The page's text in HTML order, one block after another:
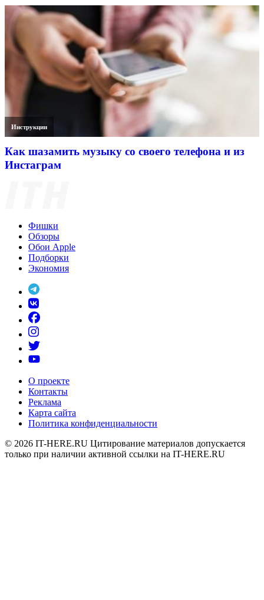
Инструкции
Как шазамить музыку со своего телефона и из
Инстаграм
Фишки
Обзоры
Обои Apple
Подборки
Экономия
О проекте
Контакты
Реклама
Карта сайта
Политика конфиденциальности
© 2026 IT-HERE.RU Цитирование материалов допускается
только при наличии активной ссылки на IT-HERE.RU